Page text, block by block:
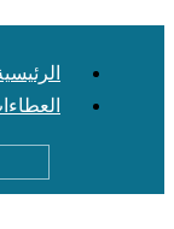
الرئيسية
العطاءات